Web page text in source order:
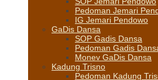
Pedoman Jemari
IG Jemari Pendowo
GaDis Dansa
SOP Gadis Dansa
Pedoman Gadis
Monev GaDis Dansa
Kadung Trisno
Pedoman Kadung